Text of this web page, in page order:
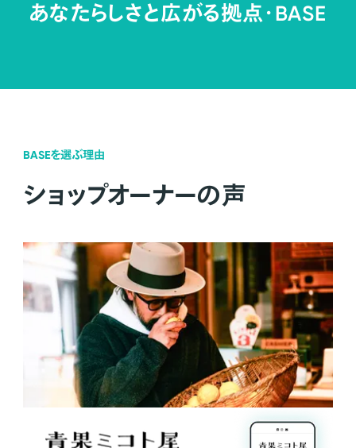
あなたらしさと広がる拠点・BASE
BASEを選ぶ理由
ショップオーナーの声